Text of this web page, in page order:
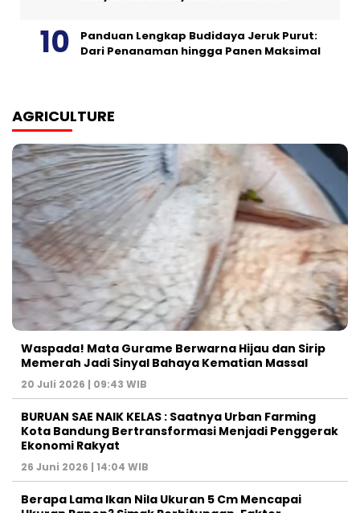
Panduan Lengkap Budidaya Jeruk Purut:
Dari Penanaman hingga Panen Maksimal
AGRICULTURE
Waspada! Mata Gurame Berwarna Hijau dan Sirip
Memerah Jadi Sinyal Bahaya Kematian Massal
20 Juli 2026 | 09:43 WIB
BURUAN SAE NAIK KELAS : Saatnya Urban Farming
Kota Bandung Bertransformasi Menjadi Penggerak
Ekonomi Rakyat
26 Juni 2026 | 14:04 WIB
Berapa Lama Ikan Nila Ukuran 5 Cm Mencapai